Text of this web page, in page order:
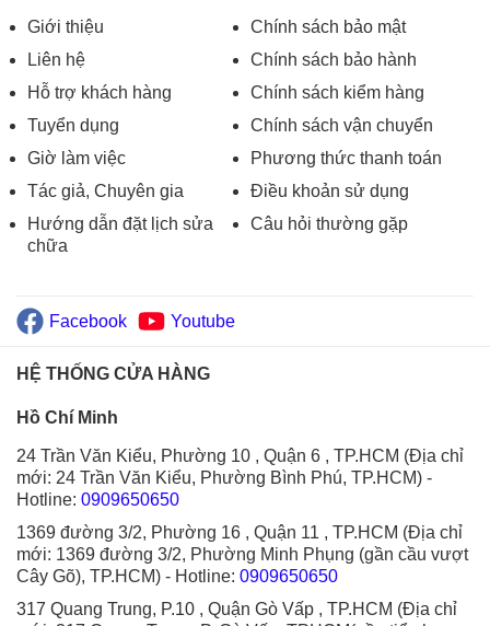
Giới thiệu
Liên hệ
Hỗ trợ khách hàng
Tuyển dụng
Giờ làm việc
Tác giả, Chuyên gia
Hướng dẫn đặt lịch sửa
chữa
Chính sách bảo mật
Chính sách bảo hành
Chính sách kiểm hàng
Chính sách vận chuyển
Phương thức thanh toán
Điều khoản sử dụng
Câu hỏi thường gặp
Facebook Youtube
HỆ THỐNG CỬA HÀNG
Hồ Chí Minh
24 Trần Văn Kiểu, Phường 10 , Quận 6 , TP.HCM (Địa chỉ
mới: 24 Trần Văn Kiểu, Phường Bình Phú, TP.HCM) -
Hotline: 0909650650
1369 đường 3/2, Phường 16 , Quận 11 , TP.HCM (Địa chỉ
mới: 1369 đường 3/2, Phường Minh Phụng (gần cầu vượt
Cây Gõ), TP.HCM) - Hotline: 0909650650
317 Quang Trung, P.10 , Quận Gò Vấp , TP.HCM (Địa chỉ